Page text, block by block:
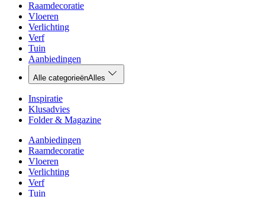
Raamdecoratie
Vloeren
Verlichting
Verf
Tuin
Aanbiedingen
Alle categorieënAlles
Inspiratie
Klusadvies
Folder & Magazine
Aanbiedingen
Raamdecoratie
Vloeren
Verlichting
Verf
Tuin